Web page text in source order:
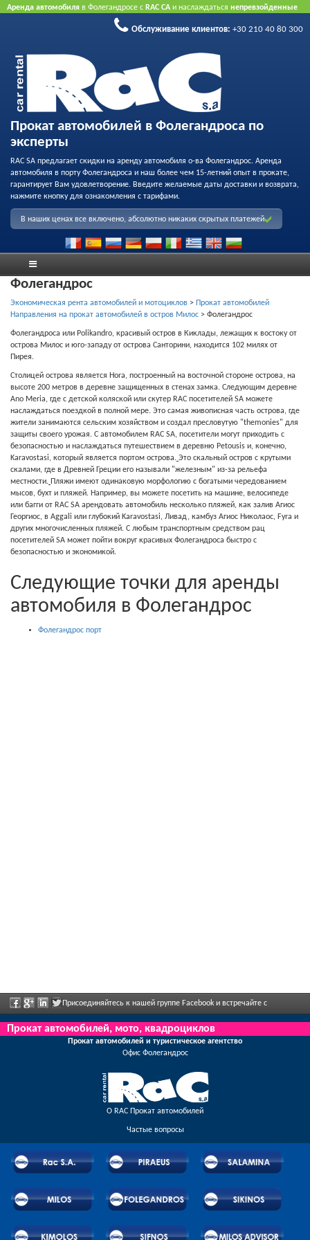
Аренда автомобиля в Фолегандросе с RAC CA и наслаждаться непревзойденные
вежливое обслуживание
принять преимущество нашего Интернет предлагает.Не нужна
Обслуживание клиентов: +30 210 40 80 300
Прокат автомобилей в Фолегандроса по
эксперты
RAC SA предлагает скидки на аренду автомобиля о-ва Фолегандрос. Аренда
автомобиля в порту Фолегандроса и наш более чем 15-летний опыт в прокате,
гарантирует Вам удовлетворение. Введите желаемые даты доставки и возврата,
нажмите кнопку для ознакомления с тарифами.
В наших ценах все включено, абсолютно никаких скрытых платежей
Фолегандрос
Экономическая рента автомобилей и мотоциклов >
Прокат автомобилей
Направления на прокат автомобилей в остров Милос > Фолегандрос
Фолегандроса или Polikandro, красивый остров в Киклады, лежащих к востоку от
острова Милос и юго-западу от острова Санторини, находится 102 милях от
Пирея.
Столицей острова является Hora, построенный на восточной стороне острова, на
высоте 200 метров в деревне защищенных в стенах замка. Следующим деревне
Ano Meria, где с детской коляской или скутер RAC посетителей SA можете
наслаждаться поездкой в полной мере. Это самая живописная часть острова, где
жители занимаются сельским хозяйством и создал пресловутую "themonies" для
защиты своего урожая. С автомобилем RAC SA, посетители могут приходить с
безопасностью и наслаждаться путешествием в деревню Petousis и, конечно,
Karavostasi, который является портом острова. Это скальный остров с крутыми
скалами, где в Древней Греции его называли "железным" из-за рельефа
местности.
Пляжи имеют одинаковую морфологию с богатыми чередованием
мысов, бухт и пляжей. Например, вы можете посетить на машине, велосипеде
или багги от RAC SA арендовать автомобиль несколько пляжей, как залив Агиос
Георгиос, в Aggali или глубокий Karavostasi, Ливад, камбуз Агиос Николаос, Fyra и
других многочисленных пляжей. С любым транспортным средством рац
посетителей SA может пойти вокруг красивых Фолегандроса быстро с
безопасностью и экономикой.
Следующие точки для аренды
автомобиля в Фолегандрос
Фолегандрос порт
Присоединяйтесь к нашей группе Facebook и встречайте с
сотрудниками, отправьте нам ваши отзывы, и воспользуйтесь грандиозными
скидками и предложениями, которые регулярно объявлены.
Прокат автомобилей, мото, квадроциклов
Прокат автомобилей и туристическое агентство
Oфис Фолегандрос
О RAC Прокат автомобилей
Частые вопросы